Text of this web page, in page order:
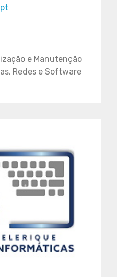
e Manutenção
Redes e Software